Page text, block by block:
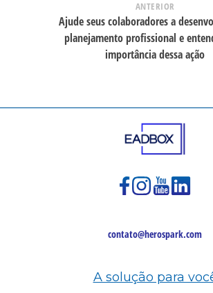
ANTERIOR
Ajude seus colaboradores a
planejamento profissional e
importância dessa ação
contato@herospark.com
A solução para